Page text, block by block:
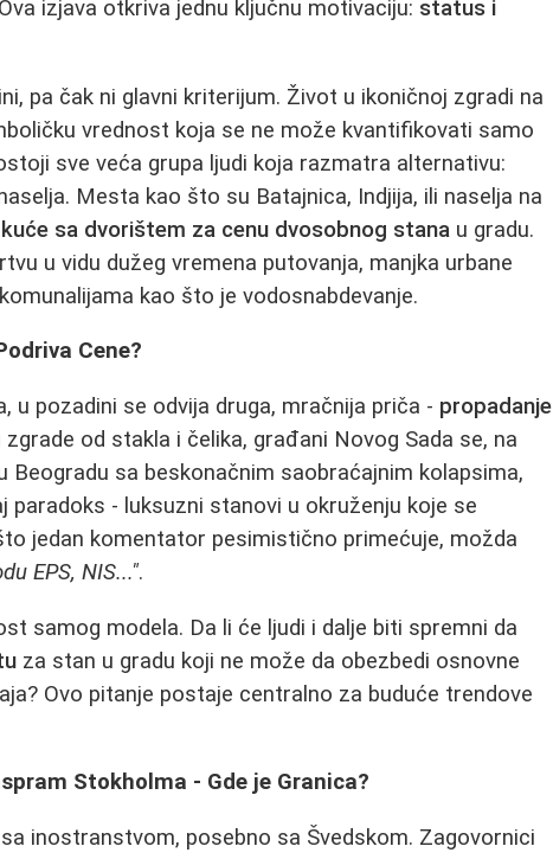
Ova izjava otkriva jednu ključnu motivaciju: status i
pa čak ni glavni kriterijum. Život u ikoničnoj zgradi na
vrednost koja se ne može kvantifikovati samo
sve veća grupa ljudi koja razmatra alternativu:
Mesta kao što su Batajnica, Indjija, ili naselja na
kuće sa dvorištem za cenu dvosobnog stana u gradu.
u vidu dužeg vremena putovanja, manjka urbane
kao što je vodosnabdevanje.
Cene?
u pozadini se odvija druga, mračnija priča - propadanje
zgrade od stakla i čelika, građani Novog Sada se, na
Beogradu sa beskonačnim saobraćajnim kolapsima,
paradoks - luksuzni stanovi u okruženju koje se
jedan komentator pesimistično primećuje, možda
EPS, NIS...".
samog modela. Da li će ljudi i dalje biti spremni da
za stan u gradu koji ne može da obezbedi osnovne
Ovo pitanje postaje centralno za buduće trendove
Stokholma - Gde je Granica?
inostranstvom, posebno sa Švedskom. Zagovornici